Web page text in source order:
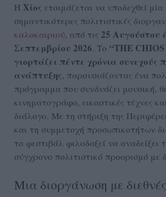
Η Χίος ετοιμάζεται να υποδεχθεί μία
σημαντικότερες πολιτιστικές
καλοκαιριού, από τις 25 Αυγούστου
Σεπτεμβρίου 2026. Το “THE
γιορτάζει πέντε χρόνια συνεχούς
ανάπτυξης, παρουσιάζοντας ένα
πρόγραμμα που συνδυάζει μουσική,
κινηματογράφο, εικαστικές τέχνες
διάλογο. Με τη στήριξη της
και τη συμμετοχή προσωπικοτήτων
το φεστιβάλ φιλοδοξεί να αναδείξει
σύγχρονο πολιτιστικό προορισμό με
Μια διοργάνωση με